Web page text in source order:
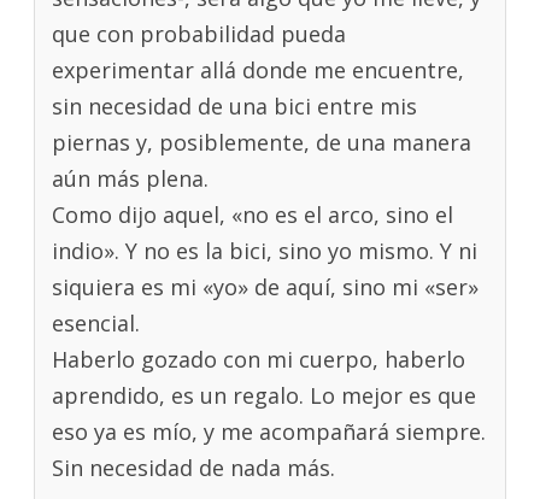
que con probabilidad pueda
experimentar allá donde me encuentre,
sin necesidad de una bici entre mis
piernas y, posiblemente, de una manera
aún más plena.
Como dijo aquel, «no es el arco, sino el
indio». Y no es la bici, sino yo mismo. Y ni
siquiera es mi «yo» de aquí, sino mi «ser»
esencial.
Haberlo gozado con mi cuerpo, haberlo
aprendido, es un regalo. Lo mejor es que
eso ya es mío, y me acompañará siempre.
Sin necesidad de nada más.